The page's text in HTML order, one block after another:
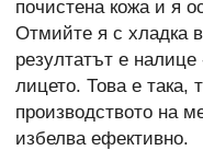
почистена кожа и я
Отмийте я с хладка
резултатът е
лицето. Това е така,
производството на
избелва ефективно.